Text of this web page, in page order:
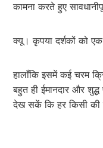
कामना करते हुए
क्यू। कृपया दर्शकों को
हालाँकि इसमें कई चरम
बहुत ही ईमानदार और
देख सकें कि हर किसी की